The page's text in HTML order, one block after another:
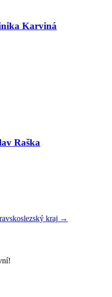
Karviná
Raška
kraj →